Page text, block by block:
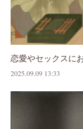
恋愛やセックスに
2025.09.09 13:33